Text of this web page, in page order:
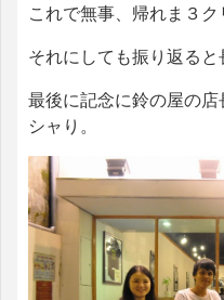
これで無事、帰れま３ク
それにしても振り返ると
最後に記念に鈴の屋の
シャり。